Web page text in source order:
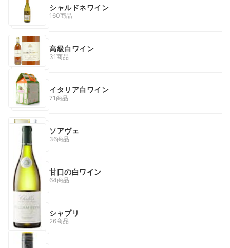
シャルドネワイン
160商品
高級白ワイン
31商品
イタリア白ワイン
71商品
ソアヴェ
36商品
甘口の白ワイン
64商品
シャブリ
26商品